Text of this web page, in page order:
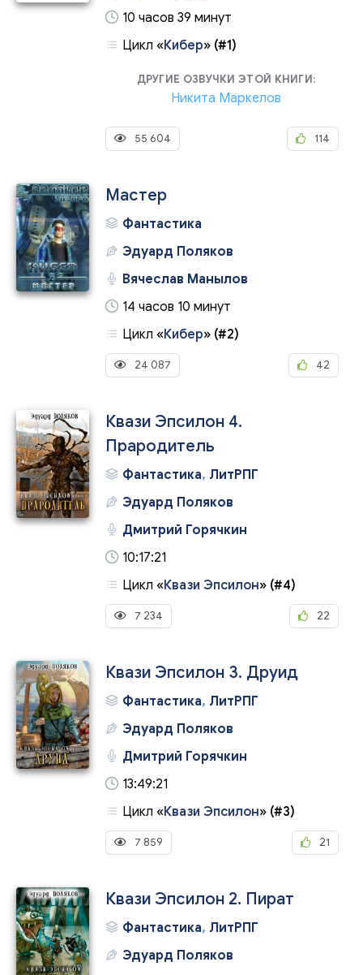
10 часов 39 минут
Цикл «Кибер» (#1)
ДРУГИЕ ОЗВУЧКИ ЭТОЙ КНИГИ:
Никита Маркелов
55 604 114
Мастер
Фантастика
Эдуард Поляков
Вячеслав Манылов
14 часов 10 минут
Цикл «Кибер» (#2)
24 087 42
Квази Эпсилон 4.
Прародитель
Фантастика, ЛитРПГ
Эдуард Поляков
Дмитрий Горячкин
10:17:21
Цикл «Квази Эпсилон» (#4)
7 234 22
Квази Эпсилон 3. Друид
Фантастика, ЛитРПГ
Эдуард Поляков
Дмитрий Горячкин
13:49:21
Цикл «Квази Эпсилон» (#3)
7 859 21
Квази Эпсилон 2. Пират
Фантастика, ЛитРПГ
Эдуард Поляков